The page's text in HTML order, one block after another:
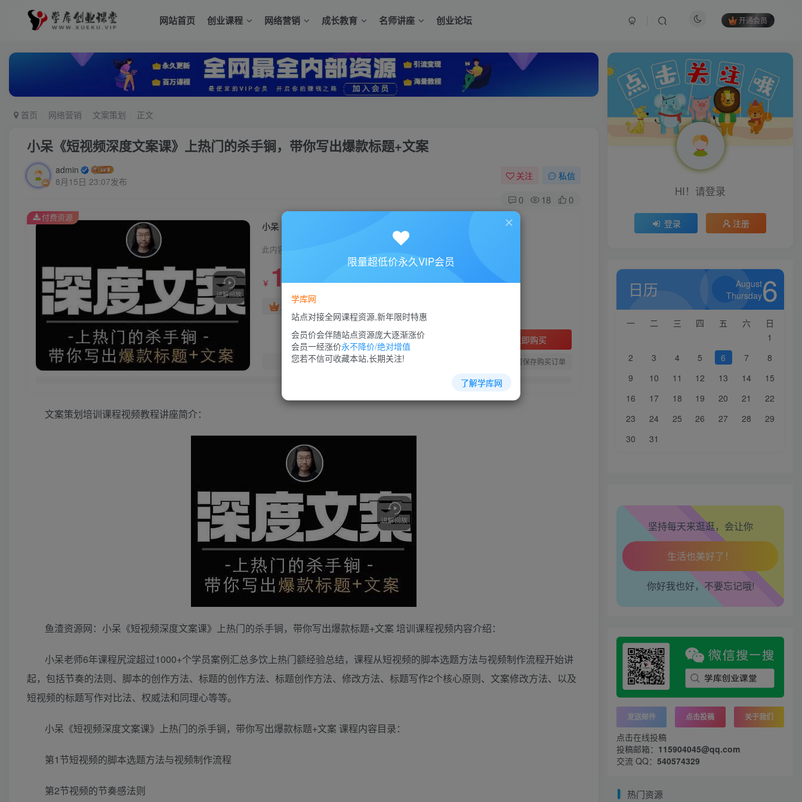
网站首页 创业课程 网络营销 成长教育 名师讲座 创业论坛 开通会员
首页 网络营销 文案策划 正文
小呆《短视频深度文案课》上热门的杀手锏，带你写出爆款标题+文案
admin
8月15日 23:07发布
关注 私信
0 18 0
小呆《短视频深度文案课》上热门的杀手锏，带你写出爆款标题+文案
此内容为付费资源，请付费后查看
￥ 10￥88
超级会员免费
立即购买
您当前未登录！建议登陆后购买，可保存购买订单
付费资源
文案策划培训课程视频教程讲座简介：
鱼渣资源网：小呆《短视频深度文案课》上热门的杀手锏，带你写出爆款标题+文案 培训课程视频内容介绍：
小呆老师6年课程尻淀超过1000+个学员案例汇总多饮上热门额经验总结，课程从短视频的脚本选题方法与视频制作流程开始讲
起，包括节奏的法则、脚本的创作方法、标题的创作方法、标题创作方法、修改方法、标题写作2个核心原则、文案修改方法、以及
短视频的标题写作对比法、权威法和同理心等等。
小呆《短视频深度文案课》上热门的杀手锏，带你写出爆款标题+文案 课程内容目录：
第1节短视频的脚本选题方法与视频制作流程
第2节视频的节奏感法则
HI！请登录
登录 注册
日历
August
Thursday6
一 二 三 四 五 六
日
1
2
3 4 5 6 7
8
9
10 11 12 13 14
15
16
17 18 19 20 21
22
23
24 25 26 27 28
29
30
31
坚持每天来逛逛，会让你
生活也美好了！
腰也不酸了！
工作也轻松了！
你好我也好，不要忘记哦!
发送邮件 点击投稿 关于我们
点击在线投稿
投稿邮箱： 115904045@qq.com
交流 QQ： 540574329
热门资源
限量超低价永久VIP会员
学库网
站点对接全网课程资源,新年限时特惠
会员价会伴随站点资源庞大逐渐涨价
会员一经涨价永不降价/绝对增值
您若不信可收藏本站,长期关注!
了解学库网